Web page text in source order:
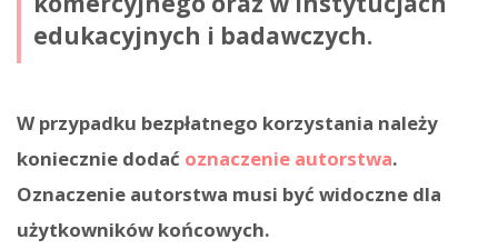
edukacyjnych i badawczych.
W przypadku bezpłatnego korzystania należy
koniecznie dodać oznaczenie autorstwa.
Oznaczenie autorstwa musi być widoczne dla
użytkowników końcowych.